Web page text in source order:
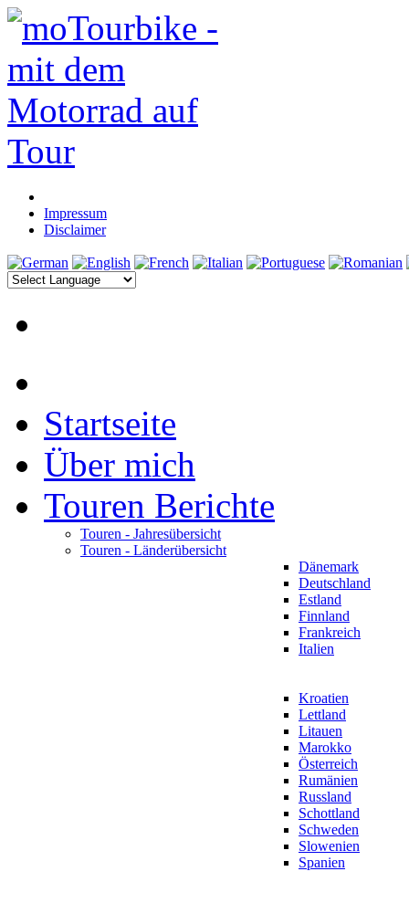
Impressum
Disclaimer
Startseite
Über mich
Touren Berichte
Touren - Jahresübersicht
Touren - Länderübersicht
Dänemark
Deutschland
Estland
Finnland
Frankreich
Italien
Kroatien
Lettland
Litauen
Marokko
Österreich
Rumänien
Russland
Schottland
Schweden
Slowenien
Spanien